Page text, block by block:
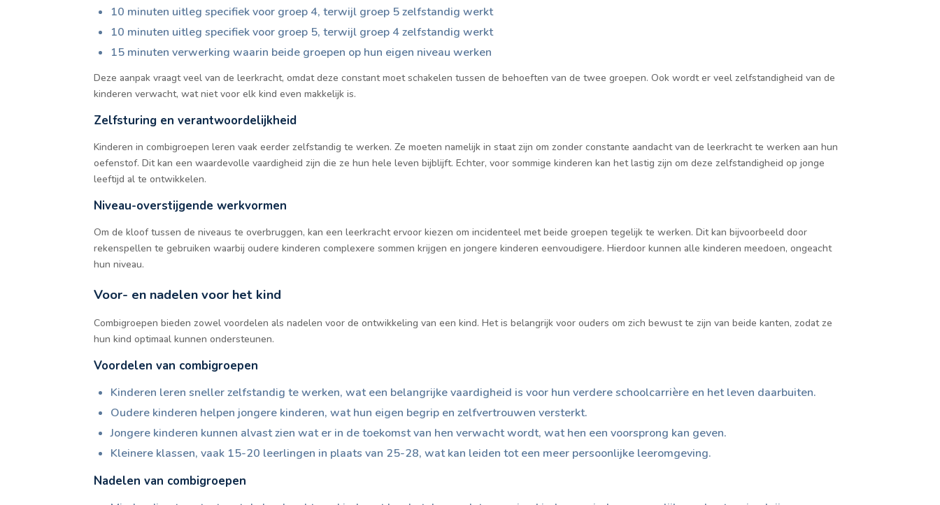
10 minuten uitleg specifiek voor groep 4, terwijl groep 5 zelfstandig werkt
10 minuten uitleg specifiek voor groep 5, terwijl groep 4 zelfstandig werkt
15 minuten verwerking waarin beide groepen op hun eigen niveau werken
Deze aanpak vraagt veel van de leerkracht, omdat deze constant moet schakelen tussen de behoeften van de twee groepen. Ook wordt er veel zelfstandigheid van de
kinderen verwacht, wat niet voor elk kind even makkelijk is.
Zelfsturing en verantwoordelijkheid
Kinderen in combigroepen leren vaak eerder zelfstandig te werken. Ze moeten namelijk in staat zijn om zonder constante aandacht van de leerkracht te werken aan hun
oefenstof. Dit kan een waardevolle vaardigheid zijn die ze hun hele leven bijblijft. Echter, voor sommige kinderen kan het lastig zijn om deze zelfstandigheid op jonge
leeftijd al te ontwikkelen.
Niveau-overstijgende werkvormen
Om de kloof tussen de niveaus te overbruggen, kan een leerkracht ervoor kiezen om incidenteel met beide groepen tegelijk te werken. Dit kan bijvoorbeeld door
rekenspellen te gebruiken waarbij oudere kinderen complexere sommen krijgen en jongere kinderen eenvoudigere. Hierdoor kunnen alle kinderen meedoen, ongeacht
hun niveau.
Voor- en nadelen voor het kind
Combigroepen bieden zowel voordelen als nadelen voor de ontwikkeling van een kind. Het is belangrijk voor ouders om zich bewust te zijn van beide kanten, zodat ze
hun kind optimaal kunnen ondersteunen.
Voordelen van combigroepen
Kinderen leren sneller zelfstandig te werken, wat een belangrijke vaardigheid is voor hun verdere schoolcarrière en het leven daarbuiten.
Oudere kinderen helpen jongere kinderen, wat hun eigen begrip en zelfvertrouwen versterkt.
Jongere kinderen kunnen alvast zien wat er in de toekomst van hen verwacht wordt, wat hen een voorsprong kan geven.
Kleinere klassen, vaak 15-20 leerlingen in plaats van 25-28, wat kan leiden tot een meer persoonlijke leeromgeving.
Nadelen van combigroepen